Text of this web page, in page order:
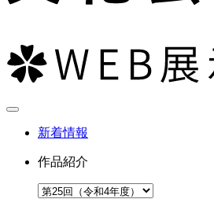
新着情報
作品紹介